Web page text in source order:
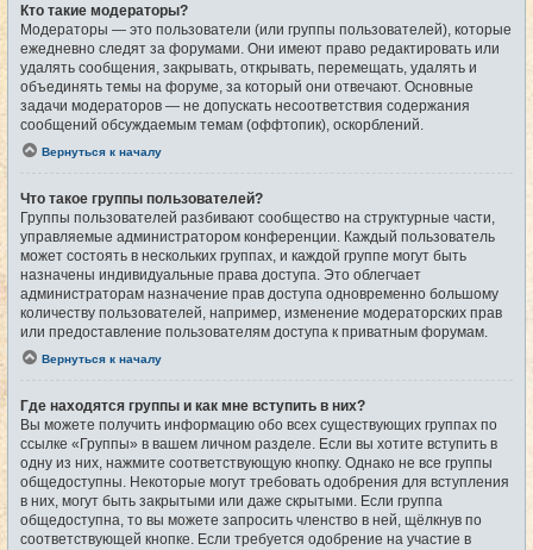
Кто такие модераторы?
Модераторы — это пользователи (или группы пользователей), которые
ежедневно следят за форумами. Они имеют право редактировать или
удалять сообщения, закрывать, открывать, перемещать, удалять и
объединять темы на форуме, за который они отвечают. Основные
задачи модераторов — не допускать несоответствия содержания
сообщений обсуждаемым темам (оффтопик), оскорблений.
Вернуться к началу
Что такое группы пользователей?
Группы пользователей разбивают сообщество на структурные части,
управляемые администратором конференции. Каждый пользователь
может состоять в нескольких группах, и каждой группе могут быть
назначены индивидуальные права доступа. Это облегчает
администраторам назначение прав доступа одновременно большому
количеству пользователей, например, изменение модераторских прав
или предоставление пользователям доступа к приватным форумам.
Вернуться к началу
Где находятся группы и как мне вступить в них?
Вы можете получить информацию обо всех существующих группах по
ссылке «Группы» в вашем личном разделе. Если вы хотите вступить в
одну из них, нажмите соответствующую кнопку. Однако не все группы
общедоступны. Некоторые могут требовать одобрения для вступления
в них, могут быть закрытыми или даже скрытыми. Если группа
общедоступна, то вы можете запросить членство в ней, щёлкнув по
соответствующей кнопке. Если требуется одобрение на участие в